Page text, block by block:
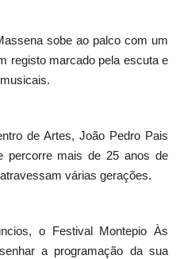
sobe ao palco com um
registo marcado pela escuta e
de Artes, João Pedro Pais
percorre mais de 25 anos de
várias gerações.
o Festival Montepio Às
a programação da sua